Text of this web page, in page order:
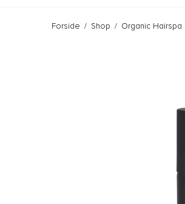
Forside / Shop / Organic Hairspa